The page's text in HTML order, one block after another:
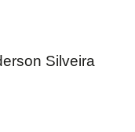
Silveira